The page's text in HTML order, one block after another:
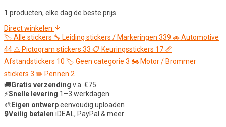
1 producten, elke dag de beste prijs.
Direct winkelen
🏷️ Alle stickers 🔧 Leiding stickers / Markeringen 339 🚗Automotive
44 ⚠️ Pictogram stickers 33 📋 Keuringsstickers 17 📏
Afstandstickers 10 🏷️ Geen categorie 3 🏍️ Motor / Brommer
stickers 3 ✏️ Pennen 2
🚚Gratis verzending v.a. €75
⚡Snelle levering 1–3 werkdagen
🎨 Eigen ontwerpeenvoudig uploaden
🔒Veilig betalen iDEAL, PayPal & meer